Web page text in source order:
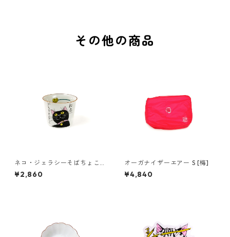
その他の商品
ネコ・ジェラシーそばちょこ
くろねこ
¥2,860
オーガナイザーエアー S [梅]
¥4,840